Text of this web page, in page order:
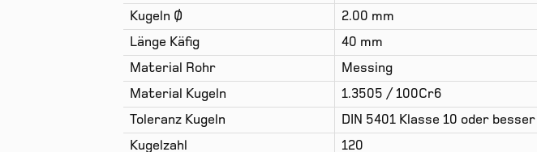
Kugeln Ø
2.00 mm
Länge Käfig
40 mm
Material Rohr
Messing
Material Kugeln
1.3505 / 100Cr6
Toleranz Kugeln
DIN 5401 Klasse 10 oder besser
Kugelzahl
120